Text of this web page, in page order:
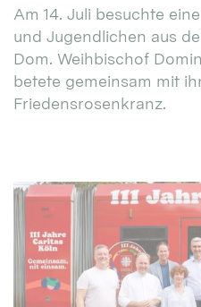
Am 14. Juli besuchte
und Jugendlichen aus
Dom. Weihbischof
betete gemeinsam mit
Friedensrosenkranz.